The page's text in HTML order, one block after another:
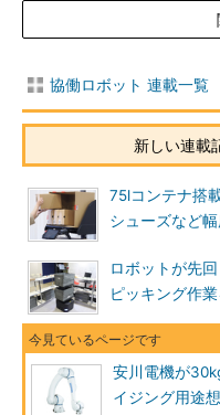
協働ロボット 連載一覧
新しい連載
75lコンテナ搭
シューズなど
ロボットが先
ピッキング作
安川電機が
イジング用途